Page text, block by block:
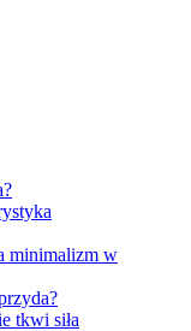
minimalizm w
tkwi siła